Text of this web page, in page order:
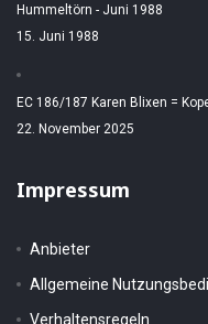
Hummeltörn - Juni 1988
15. Juni 1988
EC 186/187 Karen Blixen =
22. November 2025
Impressum
Anbieter
Allgemeine
Verhaltensregeln